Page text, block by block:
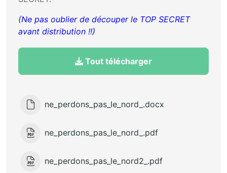
(Ne pas oublier de découper le TOP SECRET
avant distribution !!)
Tout télécharger
ne_perdons_pas_le_nord_.docx
ne_perdons_pas_le_nord_.pdf
ne_perdons_pas_le_nord2_.pdf